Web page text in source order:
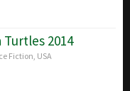
2014
Fiction USA